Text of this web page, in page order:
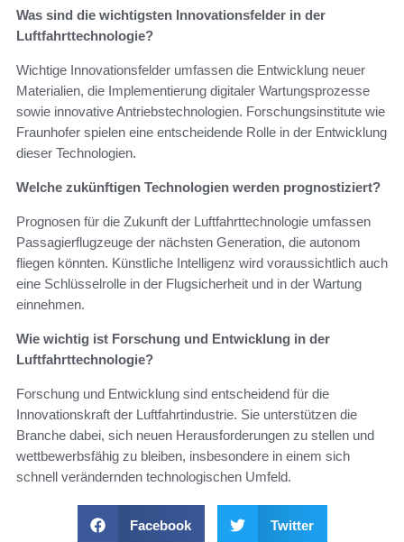
Was sind die wichtigsten Innovationsfelder in der
Luftfahrttechnologie?
Wichtige Innovationsfelder umfassen die Entwicklung neuer
Materialien, die Implementierung digitaler Wartungsprozesse
sowie innovative Antriebstechnologien. Forschungsinstitute wie
Fraunhofer spielen eine entscheidende Rolle in der Entwicklung
dieser Technologien.
Welche zukünftigen Technologien werden prognostiziert?
Prognosen für die Zukunft der Luftfahrttechnologie umfassen
Passagierflugzeuge der nächsten Generation, die autonom
fliegen könnten. Künstliche Intelligenz wird voraussichtlich auch
eine Schlüsselrolle in der Flugsicherheit und in der Wartung
einnehmen.
Wie wichtig ist Forschung und Entwicklung in der
Luftfahrttechnologie?
Forschung und Entwicklung sind entscheidend für die
Innovationskraft der Luftfahrtindustrie. Sie unterstützen die
Branche dabei, sich neuen Herausforderungen zu stellen und
wettbewerbsfähig zu bleiben, insbesondere in einem sich
schnell verändernden technologischen Umfeld.
Facebook Twitter